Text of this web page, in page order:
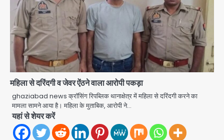
महिला से दरिंदगी व जेवर ऐंठने वाला आरोपी पकड़ा
ghaziabad news क्रॉसिंग रिपब्लिक थानाक्षेत्र में महिला से दरिंदगी करने का
मामला सामने आया है। महिला के मुताबिक, आरोपी ने…
यहां से शेयर करें
Tarun Tejpal rape case: बॉम्बे
हाईकोर्ट ने 2013 के मामले में दोषी करार दिया,
10 साल की सजा सुनाई
Avinash Kumar
5
Air India Flight Turbulence: हवा
में 5 मिनट तक कांपी फ्लाइट, क्रू मेंबर्स को रीढ़
की हड्डी में गंभीर चोट; नागरिक उड्डयन मंत्री
पहुंचे अस्पताल
Avinash Kumar
Greater Noida road accident:
तेज रफ्तार कार की टक्कर से बाइक सवार दो